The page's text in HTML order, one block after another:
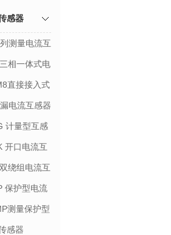
感器
测量电流互
器
相一体式电
感器
直接接入式
感器
电流互感器
计量型互感
开口电流互
绕组电流互
保护型电流
器
测量保护型
感器
感器